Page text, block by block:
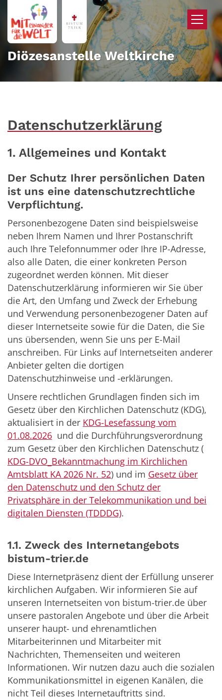
Zum Inhalt springen
Diözesanstelle Weltkirche
Datenschutzerklärung
1. Allgemeines und Kontakt
Der Schutz Ihrer persönlichen Daten
ist uns eine datenschutzrechtliche
Verpflichtung.
Personenbezogene Daten sind beispielsweise
neben Ihrem Namen und Ihrer Postanschrift
auch Ihre Telefonnummer oder Ihre IP-Adresse,
also alle Daten, die einer konkreten Person
zugeordnet werden können. Mit dieser
Datenschutzerklärung informieren wir Sie über
die Art, den Umfang und Zweck der Erhebung
und Verwendung personenbezogener Daten auf
dieser Internetseite sowie für die Daten, die Sie
uns übersenden, wenn Sie uns per E-Mail
anschreiben. Für Links auf Internetseiten anderer
Anbieter gelten die dortigen
Datenschutzhinweise und -erklärungen.
Unsere rechtlichen Grundlagen finden sich im
Gesetz über den Kirchlichen Datenschutz (KDG),
aktualisiert in der KDG-Lesefassung vom
01.08.2026 und die Durchführungsverordnung
zum Gesetz über den Kirchlichen Datenschutz (​​
KDG-DVO_Bekanntmachung im Kirchlichen
Amtsblatt KA 2026 Nr. 52)​​ und im Gesetz über
den Datenschutz und den Schutz der
Privatsphäre in der Telekommunikation und bei
digitalen Diensten (TDDDG).
1.1. Zweck des Internetangebots
bistum-trier.de
Diese Internetpräsenz dient der Erfüllung unserer
kirchlichen Aufgaben. Wir informieren Sie auf
unseren Internetseiten von bistum-trier.de über
unsere pastoralen Angebote und über die Arbeit
unserer haupt- und ehrenamtlichen
Mitarbeiterinnen und Mitarbeiter mit
Nachrichten, Themenseiten und weiteren
Informationen. Wir nutzen dazu auch die sozialen
Kommunikationsmittel in eigenen Kanälen, die
nicht Teil dieses Internetauftritts sind.